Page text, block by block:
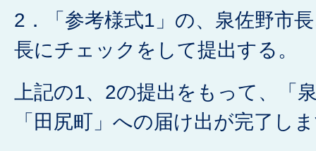
2．「参考様式1」の、泉佐野市
長にチェックをして提出する。
上記の1、2の提出をもって、「
「田尻町」への届け出が完了し